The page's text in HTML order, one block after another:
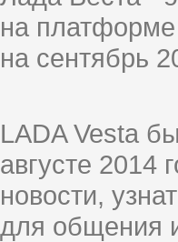
на
на сентябрь
LADA Vesta
августе 2014
новости,
для общения